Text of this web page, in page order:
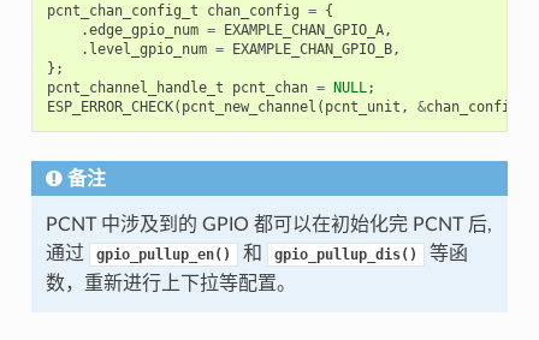
pcnt_chan_config_t chan_config = {
.edge_gpio_num = EXAMPLE_CHAN_GPIO_A,
. level_gpio_num = EXAMPLE_CHAN_GPIO_B,
};
pcnt_channel_handle_t
pcnt_chan = NULL;
ESP_ERROR_CHECK( pcnt_new_channel ( pcnt_unit , &chan_config
备注
PCNT 中涉及到的 GPIO 都可以在初始化完 PCNT 后,
通过
gpio_pullup_en() 和 gpio_pullup_dis()
等函
数，重新进行上下拉等配置。